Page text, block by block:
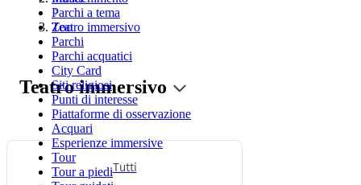
Parchi a tema
Zoo
Parchi
Parchi acquatici
City Card
Siti religiosi
Punti di interesse
Piattaforme di osservazione
Acquari
Esperienze immersive
Tour
Tour a piedi
Teatro immersivo
Teatro immersivo
Tutti